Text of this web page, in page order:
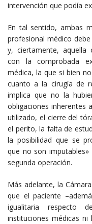
intervención que podía
En tal sentido, ambas
profesional médico
y, ciertamente, aquella
con la comprobada
médica, la que si bien
cuanto a la cirugía de
implica que no la
obligaciones inherentes
utilizado, el cierre del
el perito, la falta de
la posibilidad que se
que no son
segunda operación.
Más adelante, la
que el paciente
igualitaria respecto
instituciones médicas